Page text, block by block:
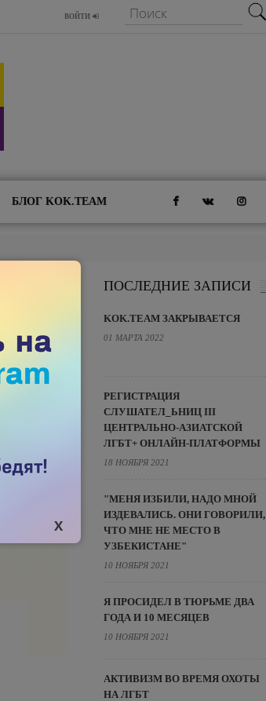
ВОЙТИ
Форма поиска
Поиск
БЛОГ KOK.TEAM
ПОСЛЕДНИЕ ЗАПИСИ
KOK.TEAM ЗАКРЫВАЕТСЯ
01 МАРТА 2022
РЕГИСТРАЦИЯ
СЛУШАТЕЛ_ЬНИЦ III
ЦЕНТРАЛЬНО-АЗИАТСКОЙ
ЛГБТ+ ОНЛАЙН-ПЛАТФОРМЫ
18 НОЯБРЯ 2021
"МЕНЯ ИЗБИЛИ, НАДО МНОЙ
ИЗДЕВАЛИСЬ. ОНИ ГОВОРИЛИ,
ЧТО МНЕ НЕ МЕСТО В
УЗБЕКИСТАНЕ"
10 НОЯБРЯ 2021
Я ПРОСИДЕЛ В ТЮРЬМЕ ДВА
ГОДА И 10 МЕСЯЦЕВ
10 НОЯБРЯ 2021
АКТИВИЗМ ВО ВРЕМЯ ОХОТЫ
НА ЛГБТ